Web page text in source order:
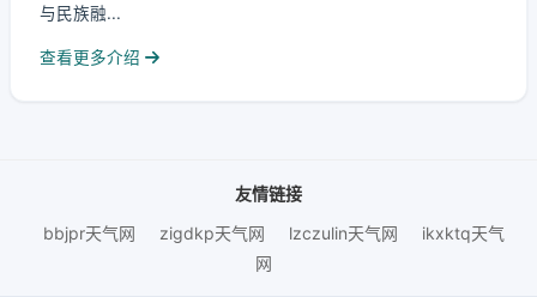
与民族融...
查看更多介绍
友情链接
bbjpr天气网
zigdkp天气网 lzczulin天气网
ikxktq天气
网